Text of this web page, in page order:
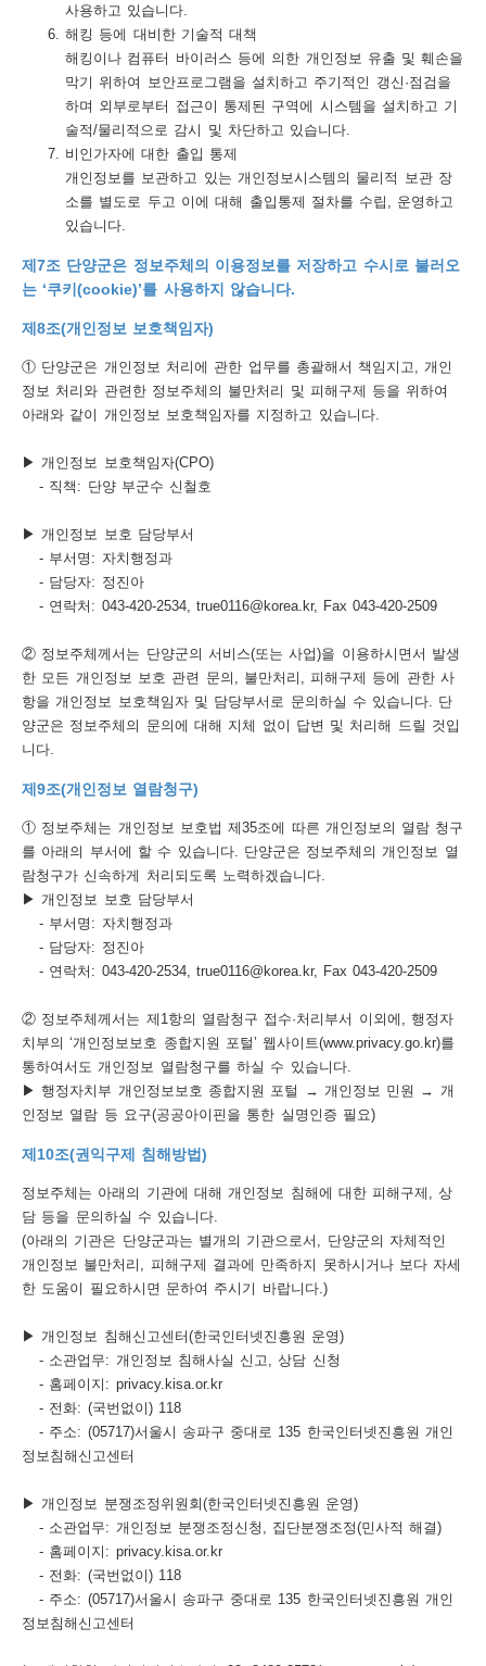
사용하고 있습니다.
해킹 등에 대비한 기술적 대책
해킹이나 컴퓨터 바이러스 등에 의한 개인정보 유출 및 훼손을
막기 위하여 보안프로그램을 설치하고 주기적인 갱신·점검을
하며 외부로부터 접근이 통제된 구역에 시스템을 설치하고 기
술적/물리적으로 감시 및 차단하고 있습니다.
비인가자에 대한 출입 통제
개인정보를 보관하고 있는 개인정보시스템의 물리적 보관 장
소를 별도로 두고 이에 대해 출입통제 절차를 수립, 운영하고
있습니다.
제7조 단양군은 정보주체의 이용정보를 저장하고 수시로 불러오
는 ‘쿠키(cookie)’를 사용하지 않습니다.
제8조(개인정보 보호책임자)
① 단양군은 개인정보 처리에 관한 업무를 총괄해서 책임지고, 개인
정보 처리와 관련한 정보주체의 불만처리 및 피해구제 등을 위하여
아래와 같이 개인정보 보호책임자를 지정하고 있습니다.
▶ 개인정보 보호책임자(CPO)
- 직책: 단양 부군수 신철호
▶ 개인정보 보호 담당부서
- 부서명: 자치행정과
- 담당자: 정진아
- 연락처: 043-420-2534, true0116@korea.kr, Fax 043-420-2509
② 정보주체께서는 단양군의 서비스(또는 사업)을 이용하시면서 발생
한 모든 개인정보 보호 관련 문의, 불만처리, 피해구제 등에 관한 사
항을 개인정보 보호책임자 및 담당부서로 문의하실 수 있습니다. 단
양군은 정보주체의 문의에 대해 지체 없이 답변 및 처리해 드릴 것입
니다.
제9조(개인정보 열람청구)
① 정보주체는 개인정보 보호법 제35조에 따른 개인정보의 열람 청구
를 아래의 부서에 할 수 있습니다. 단양군은 정보주체의 개인정보 열
람청구가 신속하게 처리되도록 노력하겠습니다.
▶ 개인정보 보호 담당부서
- 부서명: 자치행정과
- 담당자: 정진아
- 연락처: 043-420-2534, true0116@korea.kr, Fax 043-420-2509
② 정보주체께서는 제1항의 열람청구 접수·처리부서 이외에, 행정자
치부의 ‘개인정보보호 종합지원 포털’ 웹사이트(www.privacy.go.kr)를
통하여서도 개인정보 열람청구를 하실 수 있습니다.
▶ 행정자치부 개인정보보호 종합지원 포털 → 개인정보 민원 → 개
인정보 열람 등 요구(공공아이핀을 통한 실명인증 필요)
제10조(권익구제 침해방법)
정보주체는 아래의 기관에 대해 개인정보 침해에 대한 피해구제, 상
담 등을 문의하실 수 있습니다.
(아래의 기관은 단양군과는 별개의 기관으로서, 단양군의 자체적인
개인정보 불만처리, 피해구제 결과에 만족하지 못하시거나 보다 자세
한 도움이 필요하시면 문하여 주시기 바랍니다.)
▶ 개인정보 침해신고센터(한국인터넷진흥원 운영)
- 소관업무: 개인정보 침해사실 신고, 상담 신청
- 홈페이지: privacy.kisa.or.kr
- 전화: (국번없이) 118
- 주소: (05717)서울시 송파구 중대로 135 한국인터넷진흥원 개인
정보침해신고센터
▶ 개인정보 분쟁조정위원회(한국인터넷진흥원 운영)
- 소관업무: 개인정보 분쟁조정신청, 집단분쟁조정(민사적 해결)
- 홈페이지: privacy.kisa.or.kr
- 전화: (국번없이) 118
- 주소: (05717)서울시 송파구 중대로 135 한국인터넷진흥원 개인
정보침해신고센터